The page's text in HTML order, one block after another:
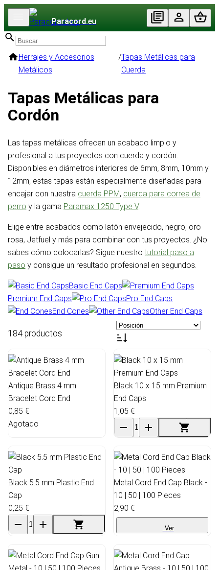
Paracord.eu
Herrajes y Accesorios
Metálicos
/Tapas Metálicas para
Cuerda
Tapas Metálicas para
Cordón
Las tapas metálicas ofrecen un acabado limpio y
profesional a tus proyectos con cuerda y cordón.
Disponibles en diámetros interiores de 6mm, 8mm, 10mm y
12mm, estas tapas están especialmente diseñadas para
encajar con nuestra cuerda PPM, cuerda para correa de
perro y la gama Paramax 1250 Type V.
Elige entre acabados como latón envejecido, negro, oro
rosa, Jetfuel y más para combinar con tus proyectos. ¿No
sabes cómo colocarlas? Sigue nuestro tutorial paso a
paso y consigue un resultado profesional en segundos.
Basic End Caps
Premium End Caps
Pro End Caps
End Cones
Other End Caps
184 productos
Antique Brass 4 mm
Bracelet Cord End
0,85 €
Agotado
Black 10 x 15 mm Premium
End Caps
1,05 €
Black 5.5 mm Plastic End
Cap
0,25 €
Metal Cord End Cap Black -
10 | 50 | 100 Pieces
2,90 €
Ver